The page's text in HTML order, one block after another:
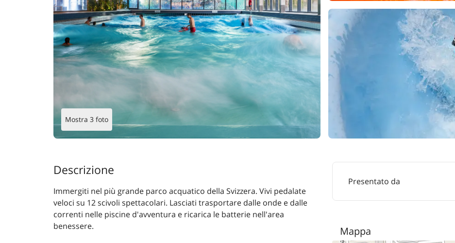
Mostra 3 foto
Descrizione
Immergiti nel più grande parco acquatico della Svizzera. Vivi pedalate
veloci su 12 scivoli spettacolari. Lasciati trasportare dalle onde e dalle
correnti nelle piscine d'avventura e ricarica le batterie nell'area
benessere.
Presentato da
Mappa